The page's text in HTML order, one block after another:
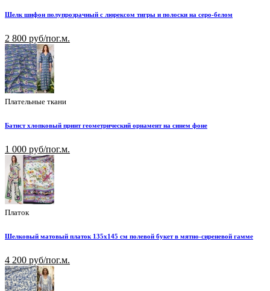
Шелк шифон полупрозрачный с люрексом тигры и полоски на серо-белом
2 800 руб/пог.м.
Плательные ткани
Батист хлопковый принт геометрический орнамент на синем фоне
1 000 руб/пог.м.
Платок
Шелковый матовый платок 135х145 см полевой букет в мятно-сиреневой гамме
4 200 руб/пог.м.